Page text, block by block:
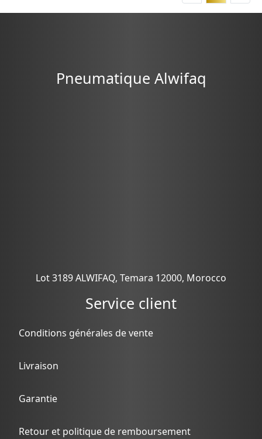
Pneumatique Alwifaq
Lot 3189 ALWIFAQ, Temara 12000, Morocco
Service client
Conditions générales de vente
Livraison
Garantie
Retour et politique de remboursement